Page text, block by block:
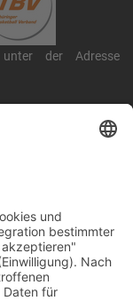
der Adresse